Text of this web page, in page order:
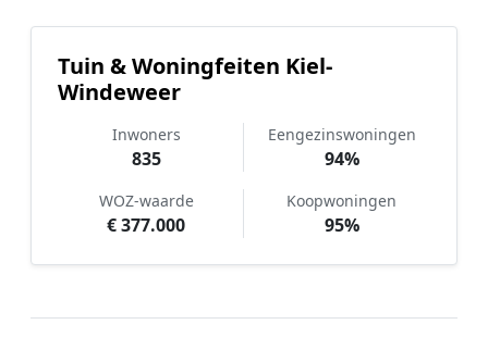
Tuin & Woningfeiten Kiel-
Windeweer
Inwoners
835
Eengezinswoningen
94%
WOZ-waarde
€ 377.000
Koopwoningen
95%